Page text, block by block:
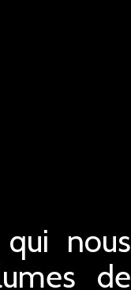
nous
de